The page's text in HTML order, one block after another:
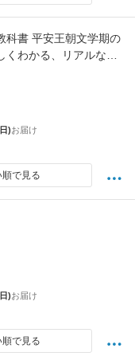
科書 平安王朝文学期の
くわかる、リアルな暮
教科書） [ 承香院 ]
)お届け
順で見る
)お届け
順で見る